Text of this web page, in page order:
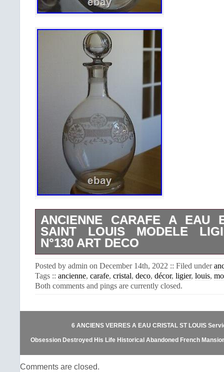
ANCIENNE CARAFE A EAU
SAINT LOUIS MODELE
N°130 ART DECO
modèle Ligier, gravure 130, non
1930. Bouchon d’origine en bon état.
bouchon : 21 cm, contenance 120
DU LUNDI AU SAMEDI DE 10 H à 19
commandes dans un seul colis
frais d’expédition. Livraison moins
d’expédition. Cet item est
Posted by admin on December 14th, 2022 :: Filed under
Tags :: ancienne, carafe, cristal, deco, décor, ligier, louis,
Both comments and pings are currently closed.
6 ANCIENS VERRES A EAU CRISTAL ST LOUIS
Obsession Destroyed His Life Historical Abandoned French
Comments are closed.